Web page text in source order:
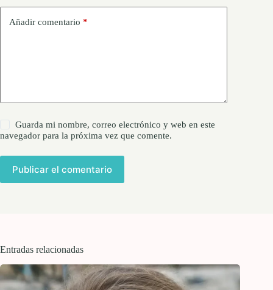
Añadir comentario *
Guarda mi nombre, correo electrónico y web en este
navegador para la próxima vez que comente.
Publicar el comentario
Entradas relacionadas